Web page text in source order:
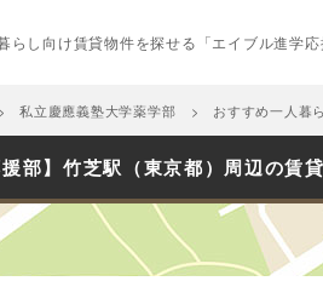
らし向け賃貸物件を探せる「エイブル進学応
私立慶應義塾大学薬学部 おすすめ一人暮
援部】竹芝駅（東京都）周辺の